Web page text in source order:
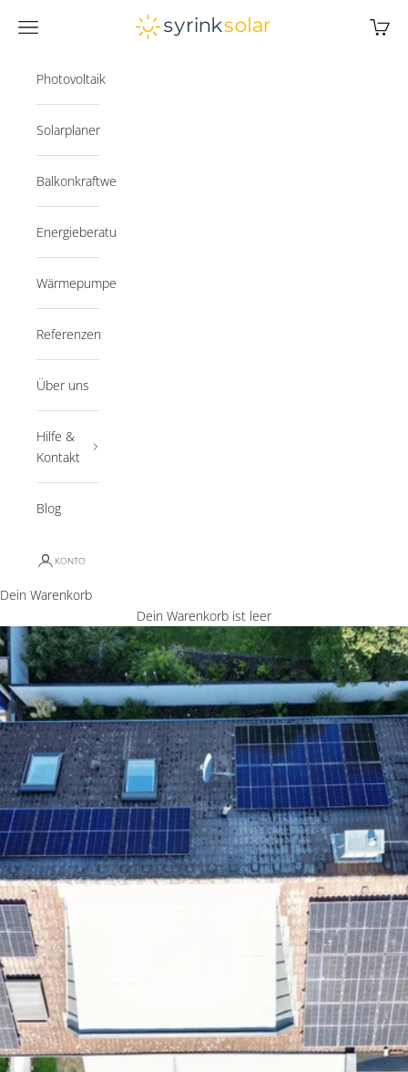
Syrink
Navigationsmenü öffnen
Photovoltaik
Solarplaner
Balkonkraftwerk
Energieberatung
Wärmepumpe
Referenzen
Über uns
Hilfe &
Kontakt
Blog
KONTO
Dein Warenkorb
Dein Warenkorb ist leer